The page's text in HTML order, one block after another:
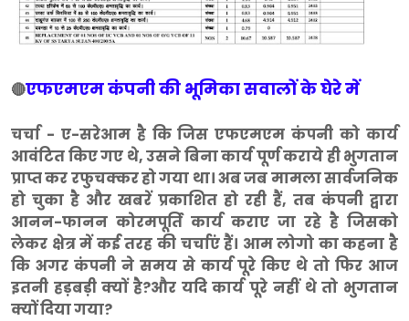
🔴एफएमएम कंपनी की भूमिका सवालों के घेरे में
चर्चा - ए-सरेआम है कि जिस एफएमएम कंपनी को कार्य
आवंटित किए गए थे, उसने बिना कार्य पूर्ण कराये ही भुगतान
प्राप्त कर रफुचक्कर हो गया था। अब जब मामला सार्वजनिक
हो चुका है और खबरें प्रकाशित हो रही हैं, तब कंपनी द्वारा
आनन-फानन कोरमपूर्ति कार्य कराए जा रहे है जिसको
लेकर क्षेत्र में कई तरह की चर्चाएं हैं। आम लोगो का कहना है
कि अगर कंपनी ने समय से कार्य पूरे किए थे तो फिर आज
इतनी हड़बड़ी क्यों है?और यदि कार्य पूरे नहीं थे तो भुगतान
क्यों दिया गया?